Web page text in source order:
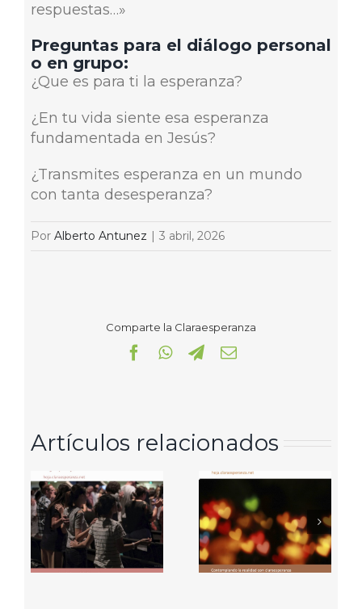
respuestas…»
Preguntas para el diálogo personal
o en grupo:
¿Que es para ti la esperanza?
¿En tu vida siente esa esperanza
fundamentada en Jesús?
¿Transmites esperanza en un mundo
con tanta desesperanza?
Por Alberto Antunez 3 abril, 2026
Comparte la Claraesperanza
Facebook
WhatsApp
Telegram
Correo
Artículos relacionados